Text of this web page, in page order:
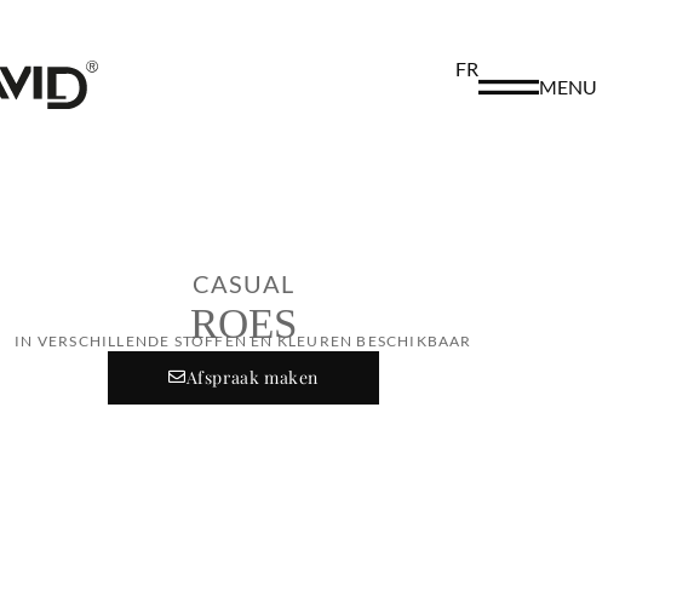
FR
MENU
CASUAL
ROES
IN VERSCHILLENDE STOFFEN EN KLEUREN BESCHIKBAAR
Afspraak maken